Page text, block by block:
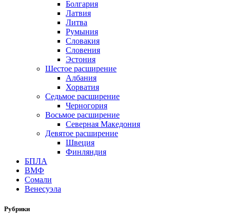
Болгария
Латвия
Литва
Румыния
Словакия
Словения
Эстония
Шестое расширение
Албания
Хорватия
Седьмое расширение
Черногория
Восьмое расширение
Северная Македония
Девятое расширение
Швеция
Финляндия
БПЛА
ВМФ
Сомали
Венесуэла
Рубрики